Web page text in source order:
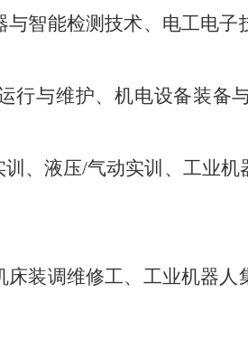
智能检测技术、电工电
行与维护、机电设备装备
、 液压/气动实训、工业机
装调维修工、工业机器人